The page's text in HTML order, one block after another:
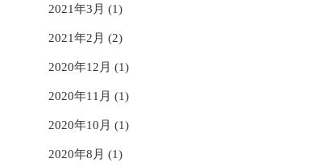
2021年3月 (1)
2021年2月 (2)
2020年12月 (1)
2020年11月 (1)
2020年10月 (1)
2020年8月 (1)